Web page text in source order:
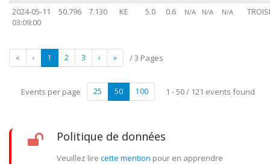
2024-05-11
03:09:00
50.796 7.130 KE 5.0 0.6 N/A N/A N/A
« ‹ 1 2 3 › » / 3 Pages
25 50 100
Events per page 1 - 50 / 121 events found
Politique de données
Veuillez lire cette mention pour en apprendre